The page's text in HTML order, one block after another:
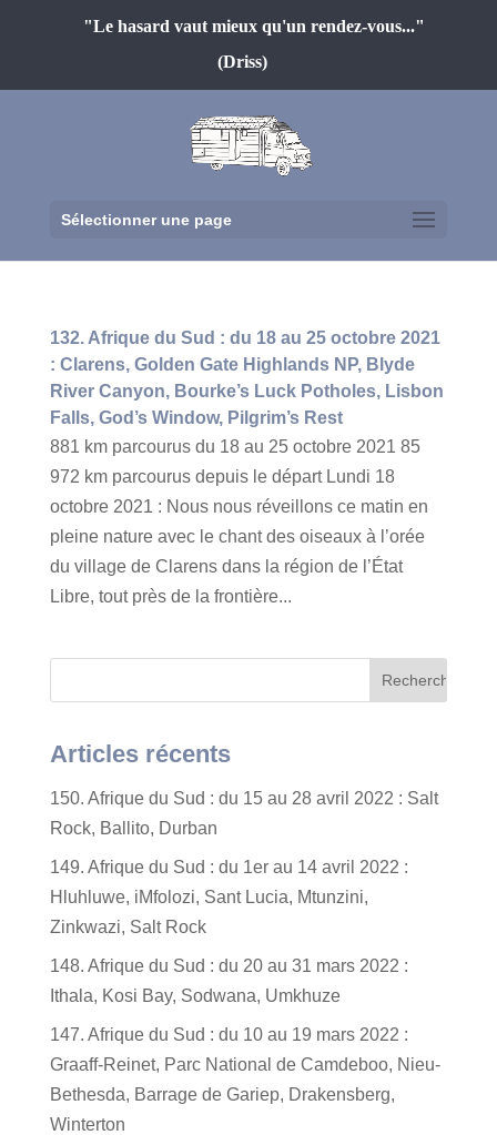
"Le hasard vaut mieux qu'un rendez-vous..."
(Driss)
Sélectionner une page
132. Afrique du Sud : du 18 au 25 octobre 2021
: Clarens, Golden Gate Highlands NP, Blyde
River Canyon, Bourke’s Luck Potholes, Lisbon
Falls, God’s Window, Pilgrim’s Rest
881 km parcourus du 18 au 25 octobre 2021 85
972 km parcourus depuis le départ Lundi 18
octobre 2021 : Nous nous réveillons ce matin en
pleine nature avec le chant des oiseaux à l’orée
du village de Clarens dans la région de l’État
Libre, tout près de la frontière...
Articles récents
150. Afrique du Sud : du 15 au 28 avril 2022 : Salt
Rock, Ballito, Durban
149. Afrique du Sud : du 1er au 14 avril 2022 :
Hluhluwe, iMfolozi, Sant Lucia, Mtunzini,
Zinkwazi, Salt Rock
148. Afrique du Sud : du 20 au 31 mars 2022 :
Ithala, Kosi Bay, Sodwana, Umkhuze
147. Afrique du Sud : du 10 au 19 mars 2022 :
Graaff-Reinet, Parc National de Camdeboo, Nieu-
Bethesda, Barrage de Gariep, Drakensberg,
Winterton